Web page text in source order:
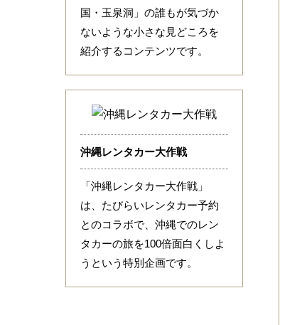
国・玉泉洞」の誰もが気づか
ないような小さな見どころを
紹介するコンテンツです。
沖縄レンタカー大作戦
「沖縄レンタカー大作戦」
は、たびらいレンタカー予約
とのコラボで、沖縄でのレン
タカーの旅を100倍面白くしよ
うという特別企画です。